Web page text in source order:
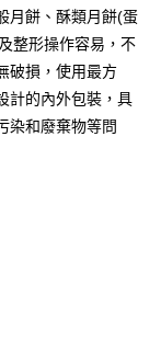
月餅、酥類月餅(蛋
整形操作容易，不
破損，使用最方
計的內外包裝，具
染和廢棄物等問